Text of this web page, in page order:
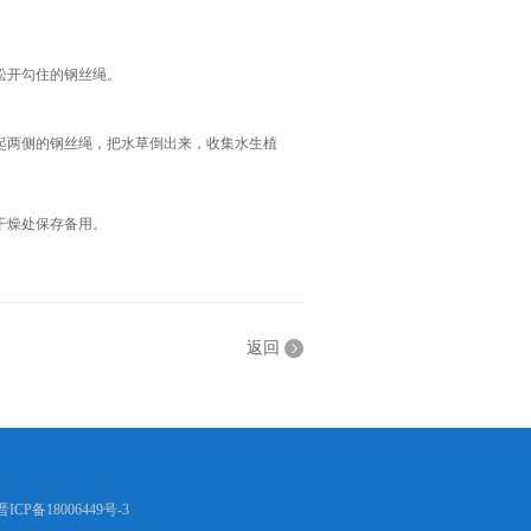
勾住的钢丝绳。
侧的钢丝绳，把水草倒出来，收集水生植
处保存备用。
返回
ICP备18006449号-3